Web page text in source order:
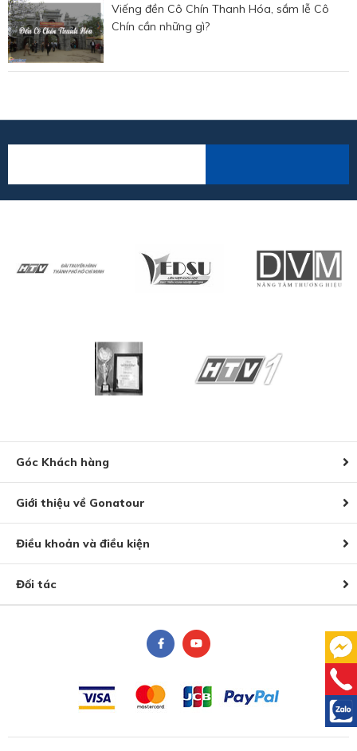
Viếng đền Cô Chín Thanh Hóa, sắm lễ Cô
Chín cần những gì?
Góc Khách hàng
Giới thiệu về Gonatour
Điều khoản và điều kiện
Đối tác